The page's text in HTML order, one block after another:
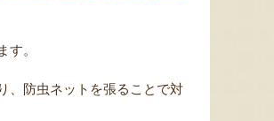
。
、防虫ネットを張ることで対